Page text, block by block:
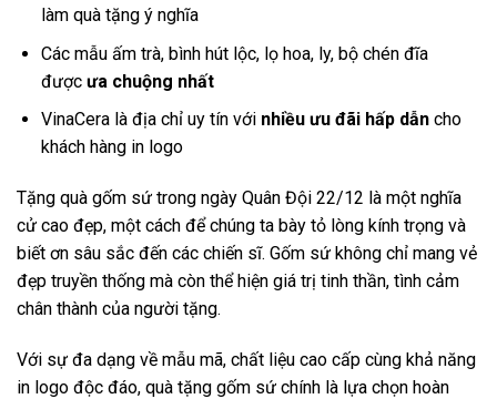
làm quà tặng ý nghĩa
Các mẫu ấm trà, bình hút lộc, lọ hoa, ly, bộ chén đĩa
được ưa chuộng nhất
VinaCera là địa chỉ uy tín với nhiều ưu đãi hấp dẫn cho
khách hàng in logo
Tặng quà gốm sứ trong ngày Quân Đội 22/12 là một nghĩa
cử cao đẹp, một cách để chúng ta bày tỏ lòng kính trọng và
biết ơn sâu sắc đến các chiến sĩ. Gốm sứ không chỉ mang vẻ
đẹp truyền thống mà còn thể hiện giá trị tinh thần, tình cảm
chân thành của người tặng.
Với sự đa dạng về mẫu mã, chất liệu cao cấp cùng khả năng
in logo độc đáo, quà tặng gốm sứ chính là lựa chọn hoàn